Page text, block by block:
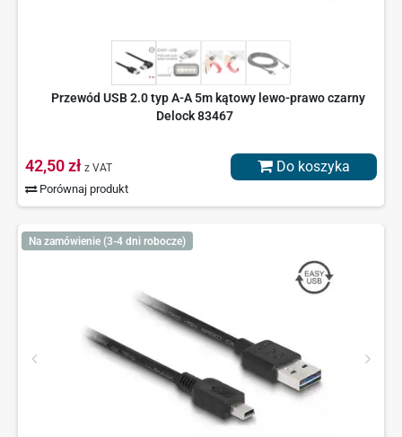
Przewód USB 2.0 typ A-A 5m kątowy lewo-prawo czarny
Delock 83467
42,50 zł z VAT
Porównaj produkt
Do koszyka
Na zamówienie (3-4 dni robocze)